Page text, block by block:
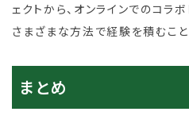
ェクトから、オンラインでのコラ
さまざまな方法で経験を積むこと
まとめ